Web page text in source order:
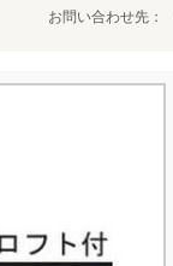
お問い合わせ先